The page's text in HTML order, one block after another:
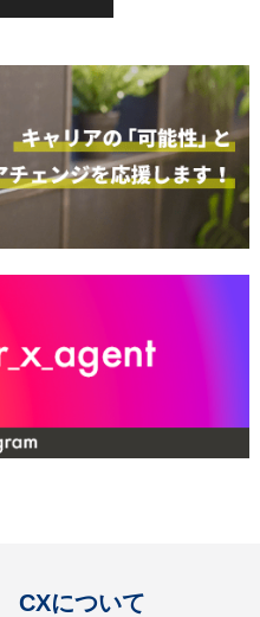
CXについて